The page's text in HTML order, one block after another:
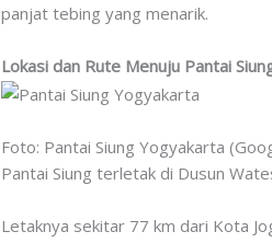
panjat tebing yang menarik.
Lokasi dan Rute Menuju Pantai
Foto: Pantai Siung Yogyakarta
Pantai Siung terletak di Dusun
Letaknya sekitar 77 km dari Kota